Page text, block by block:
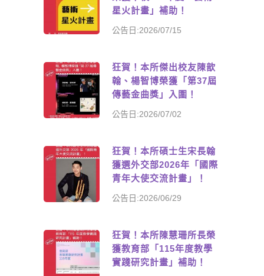
星火計畫」補助！
公告日:2026/07/15
狂賀！本所傑出校友陳歆
翰、楊智博榮獲「第37屆
傳藝金曲獎」入圍！
公告日:2026/07/02
狂賀！本所碩士生宋長翰
獲選外交部2026年「國際
青年大使交流計畫」！
公告日:2026/06/29
狂賀！本所陳慧珊所長榮
獲教育部「115年度教學
實踐研究計畫」補助！